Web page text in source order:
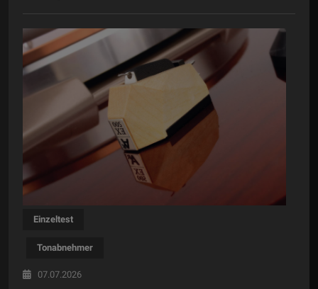
Einzeltest
Tonabnehmer
07.07.2026